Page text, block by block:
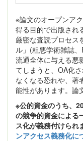
※論文のオープンア
得る目的で出版され
厳密な査読プロセス
ル」(粗悪学術雑誌
流通全体に与える悪
てしまうと、OA化
なくなる恐れや、著
能性があります。論
※公的資金のうち、
の競争的資金による
ス化が義務付けられ
ンアクセス義務化に